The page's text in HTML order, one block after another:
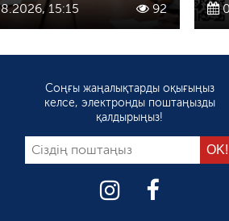
15:15 92
Соңғы жаңалықтарды оқығыңыз
келсе, электронды поштаңызды
қалдырыңыз!